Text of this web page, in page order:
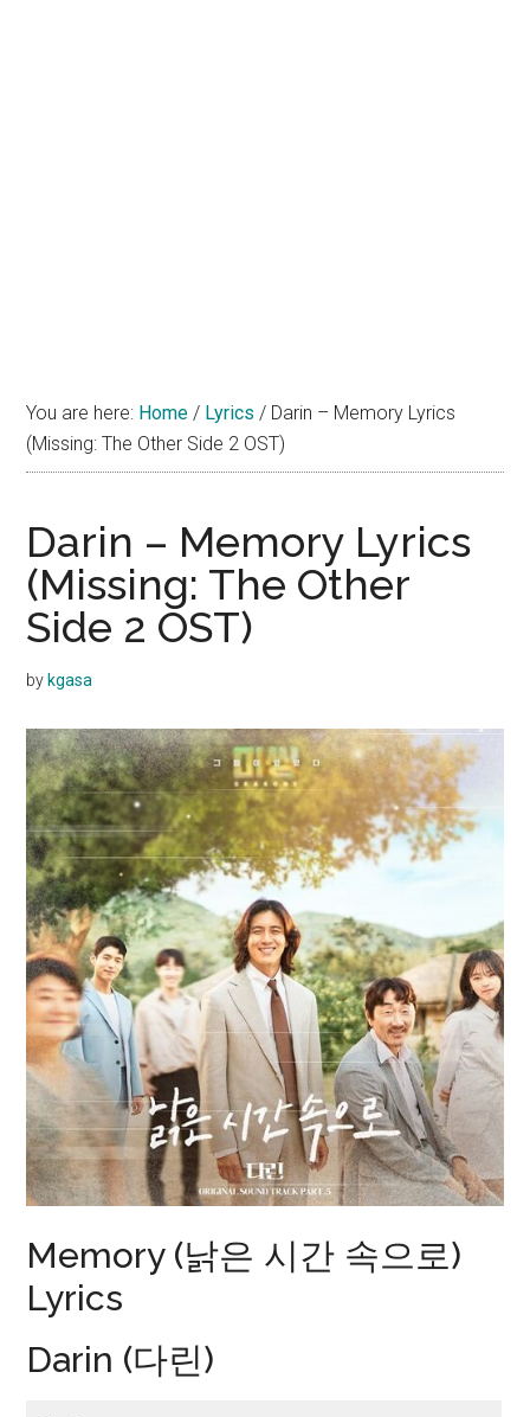
You are here: Home / Lyrics / Darin – Memory Lyrics
(Missing: The Other Side 2 OST)
Darin – Memory Lyrics
(Missing: The Other
Side 2 OST)
by kgasa
Memory (낡은 시간 속으로)
Lyrics
Darin (다린)